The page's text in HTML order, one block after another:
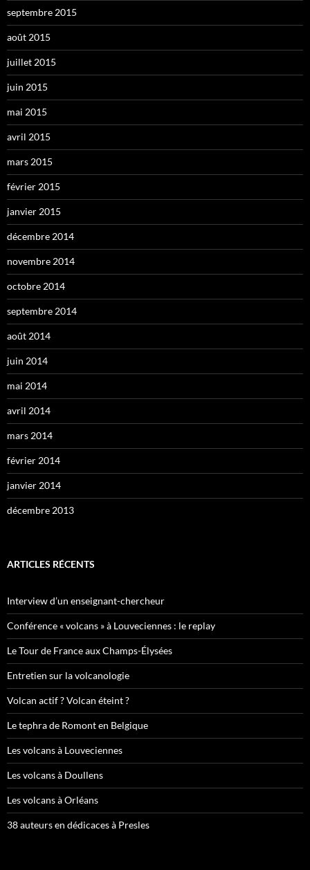
septembre 2015
août 2015
juillet 2015
juin 2015
mai 2015
avril 2015
mars 2015
février 2015
janvier 2015
décembre 2014
novembre 2014
octobre 2014
septembre 2014
août 2014
juin 2014
mai 2014
avril 2014
mars 2014
février 2014
janvier 2014
décembre 2013
ARTICLES RÉCENTS
Interview d’un enseignant-chercheur
Conférence « volcans » à Louveciennes : le replay
Le Tour de France aux Champs-Élysées
Entretien sur la volcanologie
Volcan actif ? Volcan éteint ?
Le tephra de Romont en Belgique
Les volcans à Louveciennes
Les volcans à Doullens
Les volcans à Orléans
38 auteurs en dédicaces à Presles